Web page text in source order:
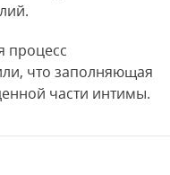
процесс
что заполняющая
части интимы.